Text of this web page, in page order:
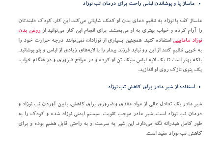
ماساژ پا و پوشاندن لباس راحت برای درمان تب نوزاد
ماساژ کف پا نوزاد به تنظیم دمای بدن او کمک شایانی می‌کند. این کار، کودک دلبندتان
را آرام کرده و خواب بهتری به او می‌بخشد. برای انجام این کار می‌توانید ازروغن بدن
نوزاد مامابیبی استفاده کنید. همچنین بسیاری از نوزادان نمی‌توانند درجه حرارت خود را
به خوبی تنظیم کنند از این رو نباید فرزند بیمار را با لایه‌های زیادی از لباس و پتو پوشانید.
بلکه بهتر است تا یک لایه لباس سبک تن او کرده و در مواقع ضروری و در هنگام خواب،
یک پتوی نازک روی او اندازید.
استفاده از شیر مادر برای کاهش تب نوزاد
شیر مادر یک تعادل عالی از مواد مغذی و ضروری برای کاهش، پایین آوردن تب نوزاد و
درمان تب نوزاد است. شیر مادر موجب تقویت سیستم ایمنی نوزاد شده و کودک را به
طور کامل هیدراته نگه می‌دارد. این شیر به سرعت و به راحتی قابل هضم بوده و برای
کاهش تب نوزاد مفید است.